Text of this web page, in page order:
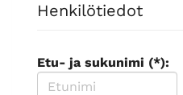
Henkilötiedot
Etu- ja sukunimi (*):